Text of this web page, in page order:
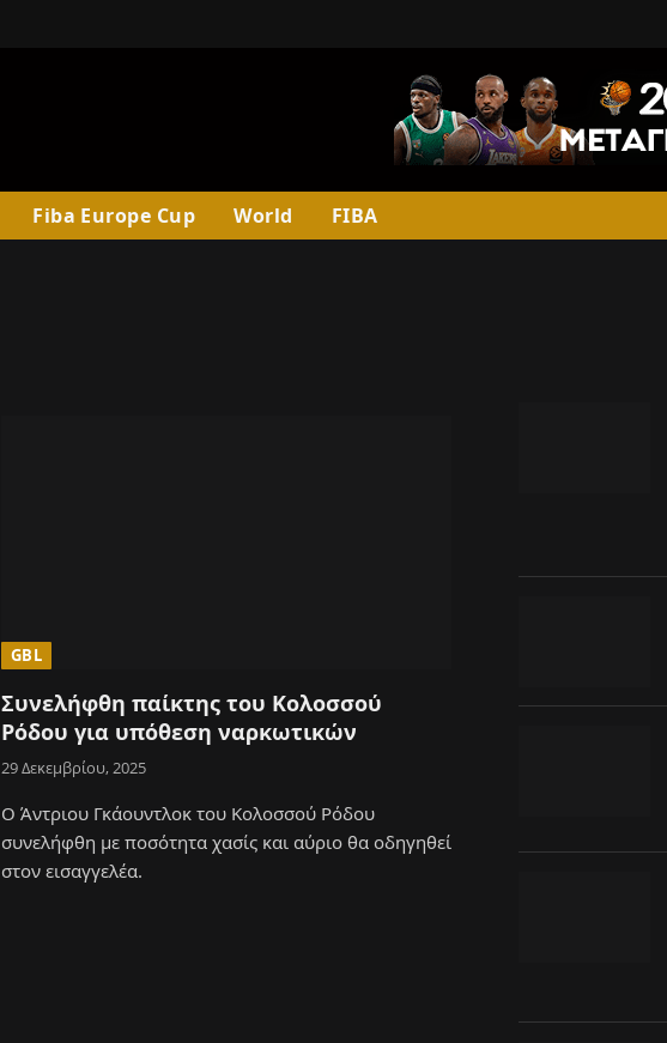
Fiba Europe Cup World FIBA
GBL
Συνελήφθη παίκτης του Κολοσσού
Ρόδου για υπόθεση ναρκωτικών
29 Δεκεμβρίου, 2025
Ο Άντριου Γκάουντλοκ του Κολοσσού Ρόδου
συνελήφθη με ποσότητα χασίς και αύριο θα οδηγηθεί
στον εισαγγελέα.